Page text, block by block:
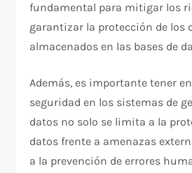
fundamental para mitigar los
garantizar la protección de los
almacenados en las bases de
Además, es importante tener
seguridad en los sistemas de
datos no solo se limita a la
datos frente a amenazas
a la prevención de errores